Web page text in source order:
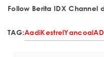
Follow Berita IDX Channel
TAG:AadiKestrelYancoal